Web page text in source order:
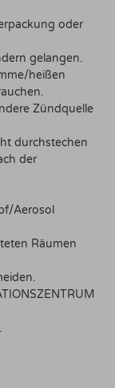
oder
gelangen.
heißen
Zündquelle
durchstechen
der
Aerosol
Räumen